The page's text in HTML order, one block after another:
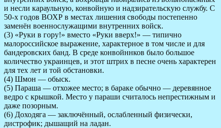
и несли караульную, конвойную и надзирательскую службу. С
50-х годов ВОХР в местах лишения свободы постепенно
заменён военнослужащими внутренних войск.
(3) «Руки в гору!» вместо «Руки вверх!» — типично
малороссийское выражение, характерное в том числе и для
бандеровских банд. В среде конвойннков было большое
количество украинцев, и этот штрих в песне очень характерен
для тех лет и той обстановки.
(4) Шмон — обыск.
(5) Параша — отхожее место; в бараке обычно — деревянное
ведро с крышкой. Место у параши считалось непрестижным и
даже позорным.
(6) Доходяга — заключённый, ослабленный физически,
дистрофик; дышащий на ладан.